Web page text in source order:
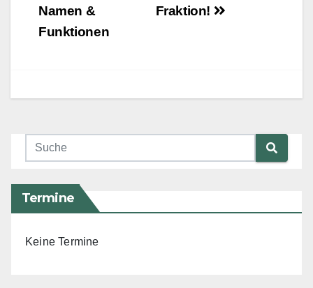
Fraktion!
Namen &
Funktionen
Termine
Keine Termine